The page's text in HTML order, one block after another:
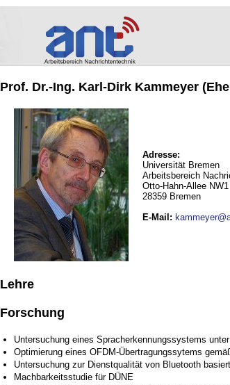
Prof. Dr.-Ing. Karl-Dirk Kammeyer
Adresse:
Universität Bremen
Arbeitsbereich
Otto-Hahn-Allee NW1
28359 Bremen
E-Mail :
Lehre
Forschung
Untersuchung eines Spracherkennungssystems
Optimierung eines OFDM-Übertragungssytems
Untersuchung zur Dienstqualität von Bluetooth
Machbarkeitsstudie für DÜNE